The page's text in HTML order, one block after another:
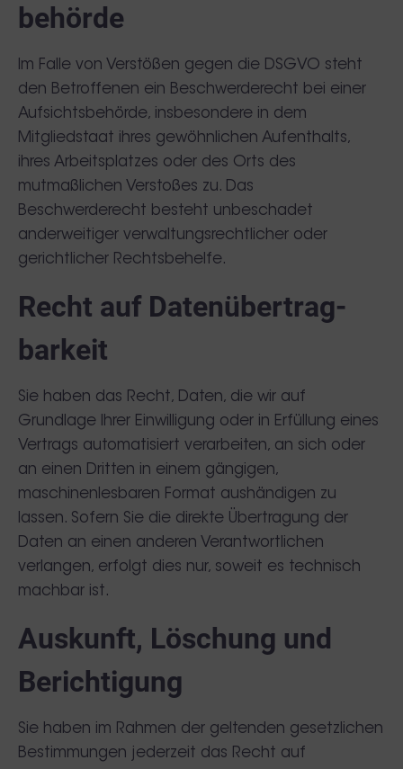
behörde
Im Falle von Verstößen gegen die DSGVO steht
den Betroffenen ein Beschwerderecht bei einer
Aufsichtsbehörde, insbesondere in dem
Mitgliedstaat ihres gewöhnlichen Aufenthalts,
ihres Arbeitsplatzes oder des Orts des
mutmaßlichen Verstoßes zu. Das
Beschwerderecht besteht unbeschadet
anderweitiger verwaltungsrechtlicher oder
gerichtlicher Rechtsbehelfe.
Recht auf Daten­übertrag­
barkeit
Sie haben das Recht, Daten, die wir auf
Grundlage Ihrer Einwilligung oder in Erfüllung eines
Vertrags automatisiert verarbeiten, an sich oder
an einen Dritten in einem gängigen,
maschinenlesbaren Format aushändigen zu
lassen. Sofern Sie die direkte Übertragung der
Daten an einen anderen Verantwortlichen
verlangen, erfolgt dies nur, soweit es technisch
machbar ist.
Auskunft, Löschung und
Berichtigung
Sie haben im Rahmen der geltenden gesetzlichen
Bestimmungen jederzeit das Recht auf